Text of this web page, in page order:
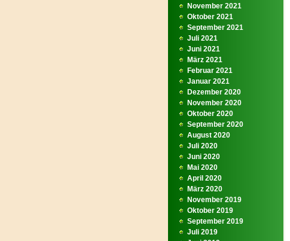
November 2021
Oktober 2021
September 2021
Juli 2021
Juni 2021
März 2021
Februar 2021
Januar 2021
Dezember 2020
November 2020
Oktober 2020
September 2020
August 2020
Juli 2020
Juni 2020
Mai 2020
April 2020
März 2020
November 2019
Oktober 2019
September 2019
Juli 2019